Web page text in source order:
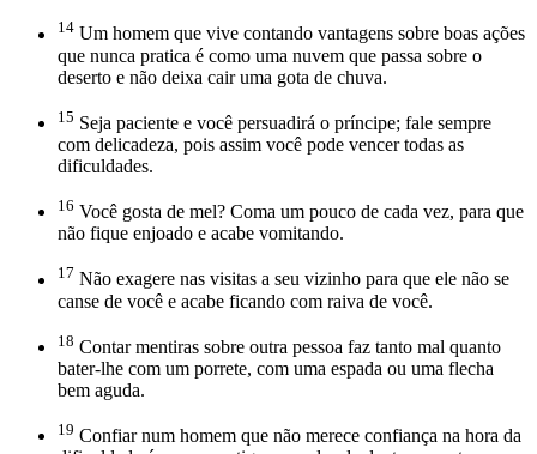
14 Um homem que vive contando vantagens sobre boas ações
que nunca pratica é como uma nuvem que passa sobre o
deserto e não deixa cair uma gota de chuva.
15 Seja paciente e você persuadirá o príncipe; fale sempre
com delicadeza, pois assim você pode vencer todas as
dificuldades.
16 Você gosta de mel? Coma um pouco de cada vez, para que
não fique enjoado e acabe vomitando.
17 Não exagere nas visitas a seu vizinho para que ele não se
canse de você e acabe ficando com raiva de você.
18 Contar mentiras sobre outra pessoa faz tanto mal quanto
bater-lhe com um porrete, com uma espada ou uma flecha
bem aguda.
19 Confiar num homem que não merece confiança na hora da